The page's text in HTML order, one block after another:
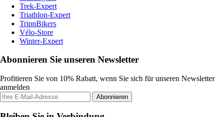
Trek-Expert
Triathlon-Expert
TripnBikers
Vélo-Store
Winter-Expert
Abonnieren Sie unseren Newsletter
Profitieren Sie von 10% Rabatt, wenn Sie sich für unseren Newsletter
anmelden
Abonnieren